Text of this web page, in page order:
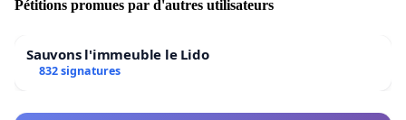
Pétitions promues par d'autres utilisateurs
Sauvons l'immeuble le Lido
832 signatures